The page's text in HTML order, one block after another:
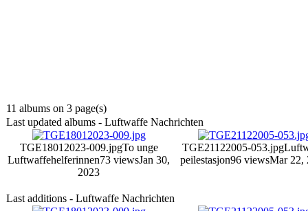
11 albums on 3 page(s)
Last updated albums - Luftwaffe Nachrichten
TGE18012023-009.jpgTo unge
Luftwaffehelferinnen73 viewsJan 30,
2023
TGE21122005-053.jpg
peilestasjon96 viewsMar 22,
Last additions - Luftwaffe Nachrichten